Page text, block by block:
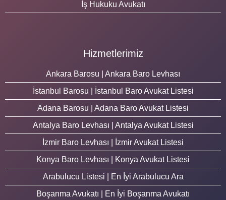
İş Hukuku Avukatı
Hizmetlerimiz
Ankara Barosu | Ankara Baro Levhası
İstanbul Barosu | İstanbul Baro Avukat Listesi
Adana Barosu | Adana Baro Avukat Listesi
Antalya Baro Levhası | Antalya Avukat Listesi
İzmir Baro Levhası | İzmir Avukat Listesi
Konya Baro Levhası | Konya Avukat Listesi
Arabulucu Listesi | En İyi Arabulucu Ara
Boşanma Avukatı | En İyi Boşanma Avukatı